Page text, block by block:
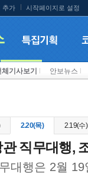
추가 시작페이지로 설정
체기사보기 안보뉴스
2.20(목) 2.19(수)
직무대행,
대행은 2월